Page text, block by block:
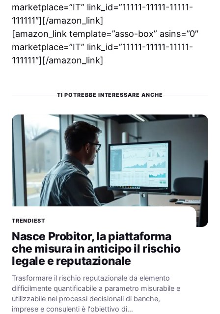
marketplace=”IT” link_id=”11111-11111-11111-
111111″][/amazon_link]
[amazon_link template=”asso-box” asins=”0″
marketplace=”IT” link_id=”11111-11111-11111-
111111″][/amazon_link]
TI POTREBBE INTERESSARE ANCHE
TRENDIEST
Nasce Probitor, la piattaforma
che misura in anticipo il rischio
legale e reputazionale
Trasformare il rischio reputazionale da elemento
difficilmente quantificabile a parametro misurabile e
utilizzabile nei processi decisionali di banche,
imprese e consulenti è l'obiettivo di…